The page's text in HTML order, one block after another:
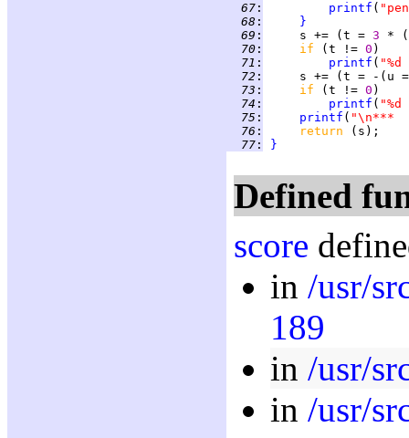
  67
: printf (
  68
:
}
  69
:
     s += (t =
3
  70
: if (t != 0
  71
: printf (
  72
:
  73
: if (t != 0
  74
: printf (
  75
: printf ( "\n***
  76
: return
  77
: }
Defined
score
in /usr/
189
in /usr/
in /usr/